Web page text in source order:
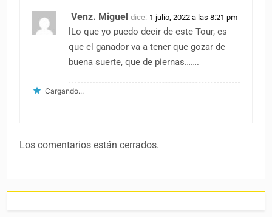
Venz. Miguel dice: 1 julio, 2022 a las 8:21 pm
lLo que yo puedo decir de este Tour, es
que el ganador va a tener que gozar de
buena suerte, que de piernas…….
Cargando...
Los comentarios están cerrados.